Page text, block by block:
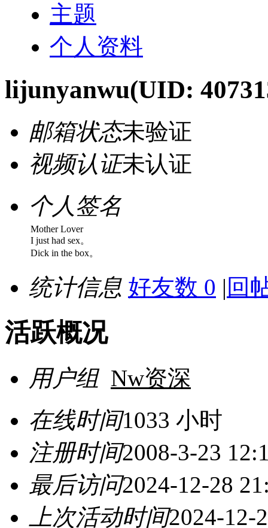
主题
个人资料
lijunyanwu(UID:
邮箱状态未验证
视频认证未认证
个人签名
Mother Lover
I just had sex。
Dick in the box。
统计信息 好友数 0 | 回
活跃概况
用户组 Nw资深
在线时间1033 小时
注册时间2008-3-23
最后访问2024-12-28
上次活动时间2024-12-